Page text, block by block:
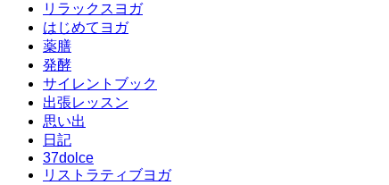
リラックスヨガ
はじめてヨガ
薬膳
発酵
サイレントブック
出張レッスン
思い出
日記
37dolce
リストラティブヨガ